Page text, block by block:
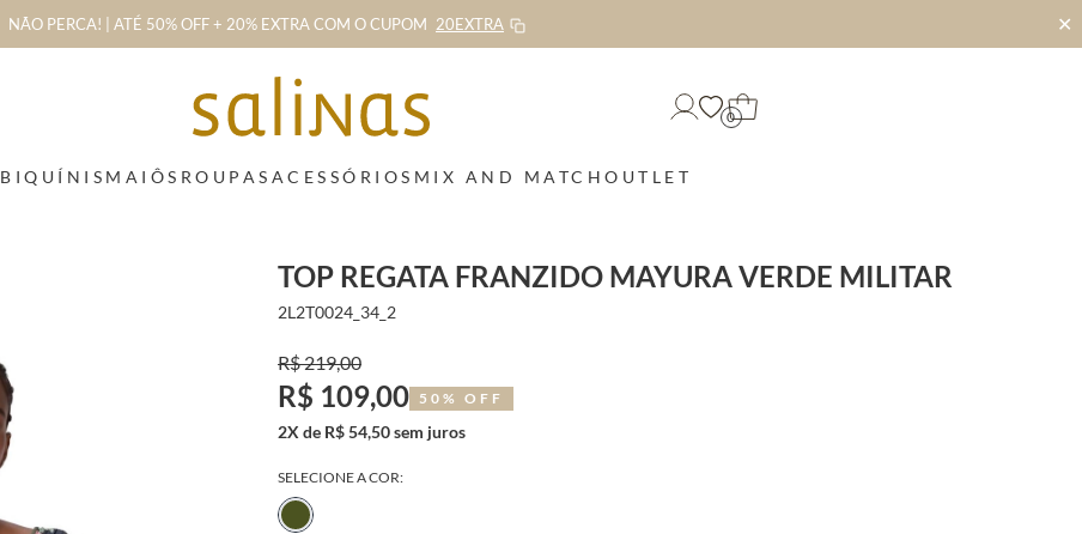
NÃO PERCA! | ATÉ 50% OFF + 20% EXTRA COM O CUPOM 20EXTRA ✕
0
BIQUÍNIS MAIÔS ROUPAS ACESSÓRIOS MIX AND MATCHOUTLET
TOP REGATA FRANZIDO MAYURA VERDE MILITAR
2L2T0024_34_2
R$ 219,00
R$ 109,00 50% OFF
2X de R$ 54,50 sem juros
SELECIONE A COR: